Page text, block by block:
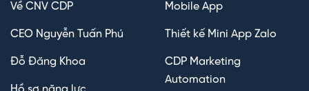
Về CNV CDP
CEO Nguyễn Tuấn Phú
Đỗ Đăng Khoa
Mobile App
Thiết kế Mini App Zalo
CDP Marketing
Automation